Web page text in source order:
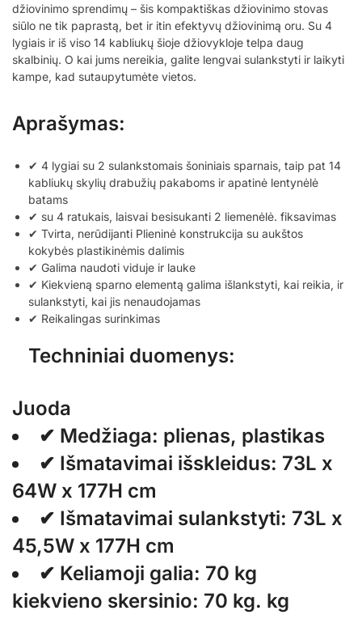
džiovinimo sprendimų – šis kompaktiškas džiovinimo stovas
siūlo ne tik paprastą, bet ir itin efektyvų džiovinimą oru. Su 4
lygiais ir iš viso 14 kabliukų šioje džiovykloje telpa daug
skalbinių. O kai jums nereikia, galite lengvai sulankstyti ir laikyti
kampe, kad sutaupytumėte vietos.
Aprašymas:
✔ 4 lygiai su 2 sulankstomais šoniniais sparnais, taip pat 14
kabliukų skylių drabužių pakaboms ir apatinė lentynėlė
batams
✔ su 4 ratukais, laisvai besisukanti 2 liemenėlė. fiksavimas
✔ Tvirta, nerūdijanti Plieninė konstrukcija su aukštos
kokybės plastikinėmis dalimis
✔ Galima naudoti viduje ir lauke
✔ Kiekvieną sparno elementą galima išlankstyti, kai reikia, ir
sulankstyti, kai jis nenaudojamas
✔ Reikalingas surinkimas
Techniniai duomenys:
Juoda
✔ Medžiaga: plienas, plastikas
✔ Išmatavimai išskleidus: 73L x
64W x 177H cm
✔ Išmatavimai sulankstyti: 73L x
45,5W x 177H cm
✔ Keliamoji galia: 70 kg
kiekvieno skersinio: 70 kg. kg